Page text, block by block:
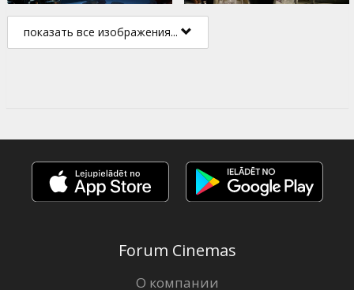
показать все изображения...
Forum Cinemas
О компании